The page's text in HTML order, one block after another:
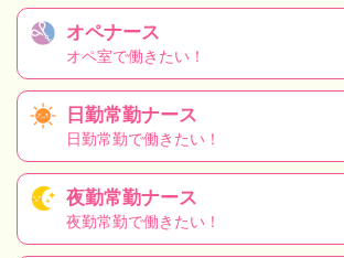
オペナース
オペ室で働きたい！
日勤常勤ナース
日勤常勤で働きたい！
夜勤常勤ナース
夜勤常勤で働きたい！